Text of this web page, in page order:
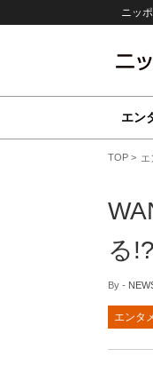
ニッ
エン
TOP エ
る!?
By -
エンタ